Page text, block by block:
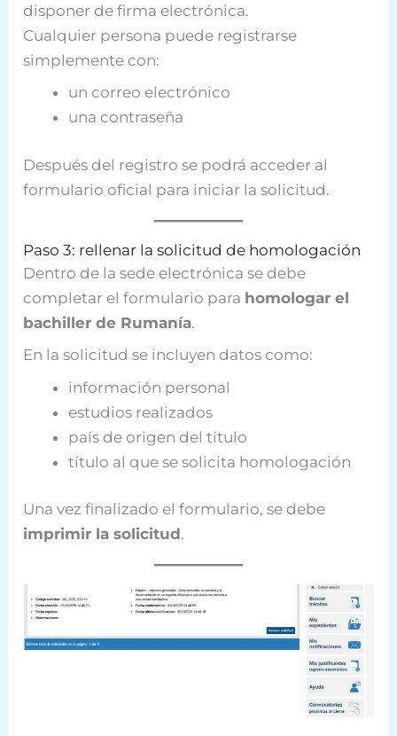
disponer de firma electrónica.
Cualquier persona puede registrarse
simplemente con:
un correo electrónico
una contraseña
Después del registro se podrá acceder al
formulario oficial para iniciar la solicitud.
Paso 3: rellenar la solicitud de homologación
Dentro de la sede electrónica se debe
completar el formulario para homologar el
bachiller de Rumanía.
En la solicitud se incluyen datos como:
información personal
estudios realizados
país de origen del título
título al que se solicita homologación
Una vez finalizado el formulario, se debe
imprimir la solicitud.